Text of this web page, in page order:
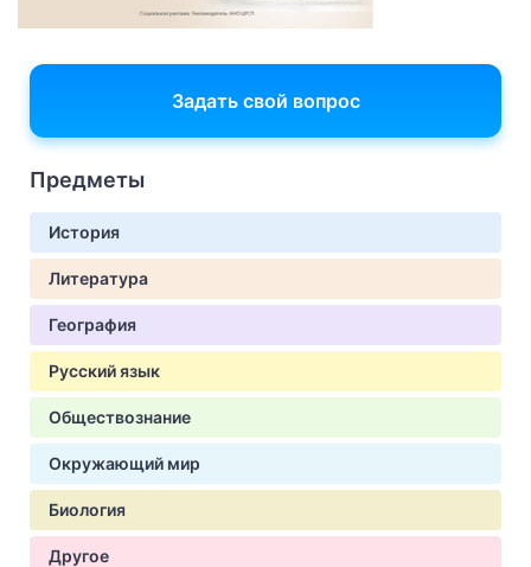
Задать свой вопрос
Предметы
История
Литература
География
Русский язык
Обществознание
Окружающий мир
Биология
Другое